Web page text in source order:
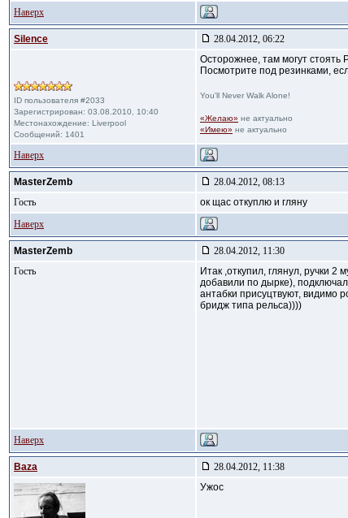
Наверх
Silence 28.04.2012, 06:22
ID пользователя #2033
Зарегистрирован: 03.08.2010, 10:40
Местонахождение: Liverpool
Сообщений: 1401
Осторожнее, там могут
Посмотрите под резинками,
You'll Never Walk Alone!
«Желаю» не актуально
«Имею» не актуально
Наверх
MasterZemb
28.04.2012, 08:13
Гость
ок щас откуплю и гляну
Наверх
MasterZemb
28.04.2012, 11:30
Гость
Итак ,откупил, глянул, ручки
добавили по дырке),
антабки присуцтвуют, видимо
бридж типа рельса))))
Наверх
Baza 28.04.2012, 11:38
Ужос